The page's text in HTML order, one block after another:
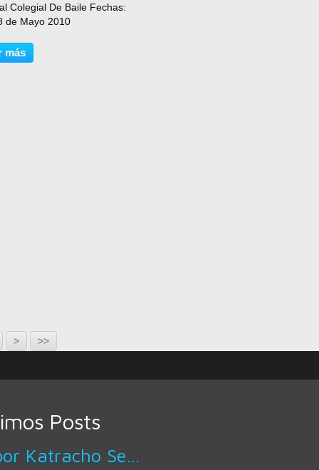
Colegial De Baile Fechas:
de Mayo 2010
más
> >>
Posts
Sabor Katracho Servicio A Domicilio